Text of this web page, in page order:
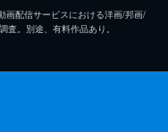
配信サービスにおける洋画/邦画/
。別途、有料作品あり。